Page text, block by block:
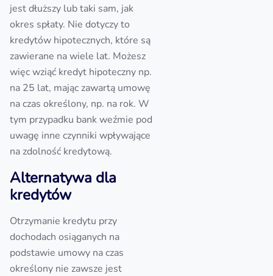
jest dłuższy lub taki sam, jak
okres spłaty. Nie dotyczy to
kredytów hipotecznych, które są
zawierane na wiele lat. Możesz
więc wziąć kredyt hipoteczny np.
na 25 lat, mając zawartą umowę
na czas określony, np. na rok. W
tym przypadku bank weźmie pod
uwagę inne czynniki wpływające
na zdolność kredytową.
Alternatywa dla
kredytów
Otrzymanie kredytu przy
dochodach osiąganych na
podstawie umowy na czas
określony nie zawsze jest